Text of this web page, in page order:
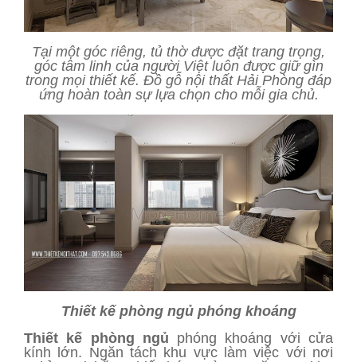
Tại một góc riêng, tủ thờ được đặt trang trọng,
góc tâm linh của người Việt luôn được giữ gìn
trong mọi thiết kế. Đồ gỗ nội thất Hải Phòng đáp
ứng hoàn toàn sự lựa chọn cho mỗi gia chủ.
Thiết kế phòng ngủ phóng khoáng
Thiết kế phòng ngủ phóng khoáng với cửa
kính lớn. Ngăn tách khu vực làm việc với nơi